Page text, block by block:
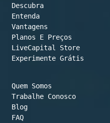
Descubra
Entenda
Vantagens
Planos E Preços
LiveCapital Store
Experimente Grátis
Quem Somos
Trabalhe Conosco
Blog
FAQ